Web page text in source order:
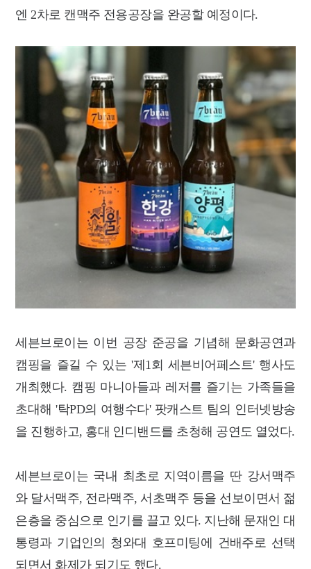
엔 2차로 캔맥주 전용공장을 완공할 예정이다.
세븐브로이는 이번 공장 준공을 기념해 문화공연과
캠핑을 즐길 수 있는 '제1회 세븐비어페스트' 행사도
개최했다. 캠핑 마니아들과 레저를 즐기는 가족들을
초대해 '탁PD의 여행수다' 팟캐스트 팀의 인터넷방송
을 진행하고, 홍대 인디밴드를 초청해 공연도 열었다.
세븐브로이는 국내 최초로 지역이름을 딴 강서맥주
와 달서맥주, 전라맥주, 서초맥주 등을 선보이면서 젊
은층을 중심으로 인기를 끌고 있다. 지난해 문재인 대
통령과 기업인의 청와대 호프미팅에 건배주로 선택
되면서 화제가 되기도 했다.